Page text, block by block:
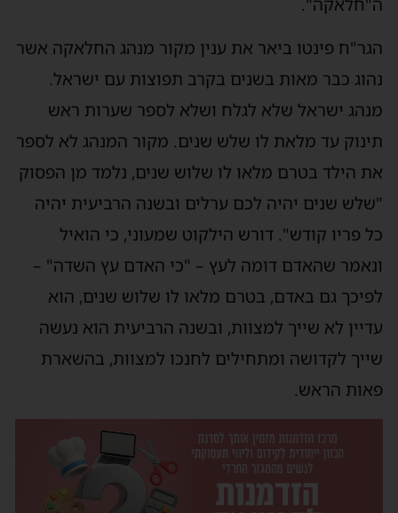
הגר"ח פינטו ביאר את ענין מקור מנהג החלאקה אשר
נהוג כבר מאות בשנים בקרב תפוצות עם ישראל.
מנהג ישראל שלא לגלח ושלא לספר שערות ראש
תינוק עד מלאת לו שלש שנים. מקור המנהג לא לספר
את הילד בטרם מלאו לו שלוש שנים, נלמד מן הפסוק
"שלש שנים יהיה לכם ערלים ובשנה הרביעית יהיה
כל פריו קודש". דורש הילקוט שמעוני, כי הואיל
ונאמר שהאדם דומה לעץ – "כי האדם עץ השדה" –
לפיכך גם באדם, בטרם מלאו לו שלוש שנים, הוא
עדיין לא שייך למצוות, ובשנה הרביעית הוא נעשה
שייך לקדושה ומתחילים לחנכו למצוות, בהשארת
פאות הראש.